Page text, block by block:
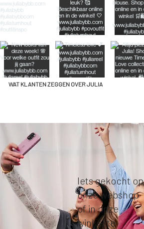
WAT KLANTEN ZEGGEN OVER JULIA
Iets gekocht op
onze webshop
of in onze
winkel te